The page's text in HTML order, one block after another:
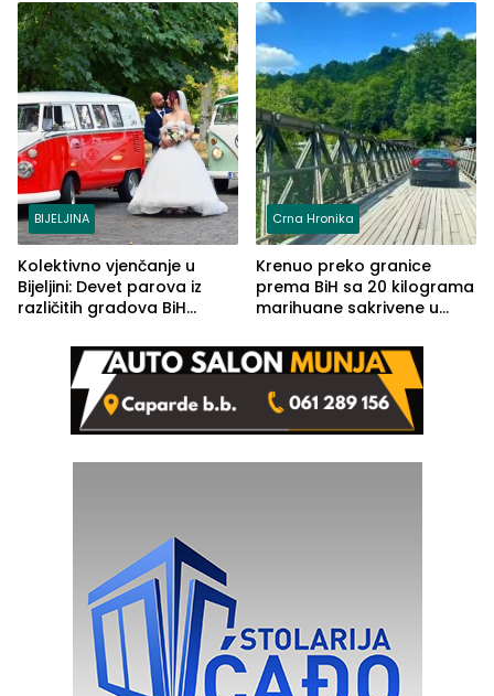
BIJELJINA
Kolektivno vjenčanje u
Bijeljini: Devet parova iz
različitih gradova BiH
Crna Hronika
Krenuo preko granice
prema BiH sa 20 kilograma
marihuane sakrivene u